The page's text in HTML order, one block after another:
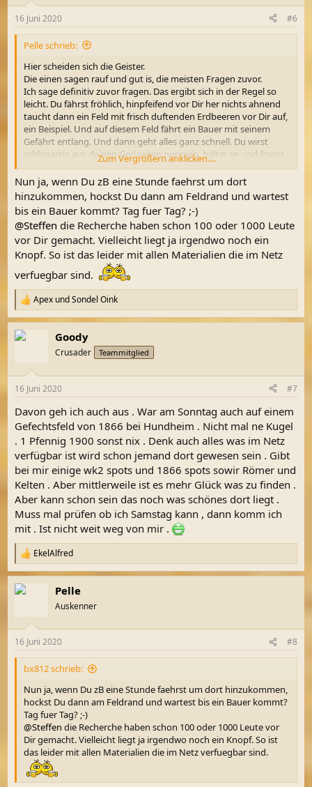
e
n
16 Juni 2020 #6
Pelle schrieb:
Hier scheiden sich die Geister.
Die einen sagen rauf und gut is, die meisten Fragen zuvor.
Ich sage definitiv zuvor fragen. Das ergibt sich in der Regel so
leicht. Du fährst fröhlich, hinpfeifend vor Dir her nichts ahnend
taucht dann ein Feld mit frisch duftenden Erdbeeren vor Dir auf,
ein Beispiel. Und auf diesem Feld fährt ein Bauer mit seinem
Gefährt entlang. Und dann geht alles ganz schnell. Du wirst
schlagartig aus deinen Gedanken gerissen, hältst an und fragst
- Ich heiße....
- Suche nach Verborgenem
- Schließe alle Löcher
und nehme jeglichen Müll mit.
Mehr bedarf es hier nicht.
Und Du wirst in 9 von 10 Fällen sehen, dass es funzt und die
Ernte beginnen kann. Sozusagen bist Du deinem Traum zuvor
im Auto sitzend ein großes Stück näher gekommen.
In diesem Sinne allzeit gut Fund.
Gruß Pelle
Zum Vergrößern anklicken....
Nun ja, wenn Du zB eine Stunde faehrst um dort
hinzukommen, hockst Du dann am Feldrand und wartest
bis ein Bauer kommt? Tag fuer Tag? ;-)
@Steffen die Recherche haben schon 100 oder 1000 Leute
vor Dir gemacht. Vielleicht liegt ja irgendwo noch ein
Knopf. So ist das leider mit allen Materialien die im Netz
verfuegbar sind.
R
e
a
k
e
:
Apex undSondel Oink
Goody
Crusader Teammitglied
16 Juni 2020 #7
Davon geh ich auch aus . War am Sonntag auch auf einem
Gefechtsfeld von 1866 bei Hundheim . Nicht mal ne Kugel
. 1 Pfennig 1900 sonst nix . Denk auch alles was im Netz
verfügbar ist wird schon jemand dort gewesen sein . Gibt
bei mir einige wk2 spots und 1866 spots sowir Römer und
Kelten . Aber mittlerweile ist es mehr Glück was zu finden .
Aber kann schon sein das noch was schönes dort liegt .
Muss mal prüfen ob ich Samstag kann , dann komm ich
mit . Ist nicht weit weg von mir .
R
e
a
k
e
n
EkelAlfred
Pelle
Auskenner
16 Juni 2020 #8
bx812 schrieb:
Nun ja, wenn Du zB eine Stunde faehrst um dort hinzukommen,
hockst Du dann am Feldrand und wartest bis ein Bauer kommt?
Tag fuer Tag? ;-)
@Steffen die Recherche haben schon 100 oder 1000 Leute vor
Dir gemacht. Vielleicht liegt ja irgendwo noch ein Knopf. So ist
das leider mit allen Materialien die im Netz verfuegbar sind.